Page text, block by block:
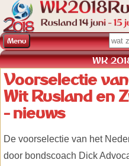
WK
Voorselectie
Wit Rusland en
- nieuws
De voorselectie van het
door bondscoach Dick
Menu